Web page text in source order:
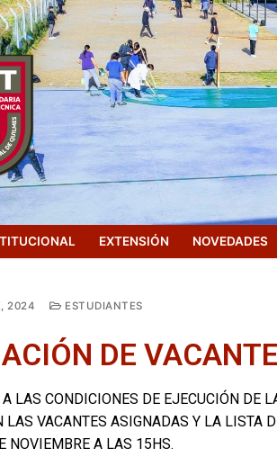
EXTENSIÓN NOVEDADES
2024 ESTUDIANTES
DE
A LAS CONDICIONES DE EJECUCIÓN DE
LAS VACANTES ASIGNADAS Y LA LISTA
NOVIEMBRE A LAS 15HS.